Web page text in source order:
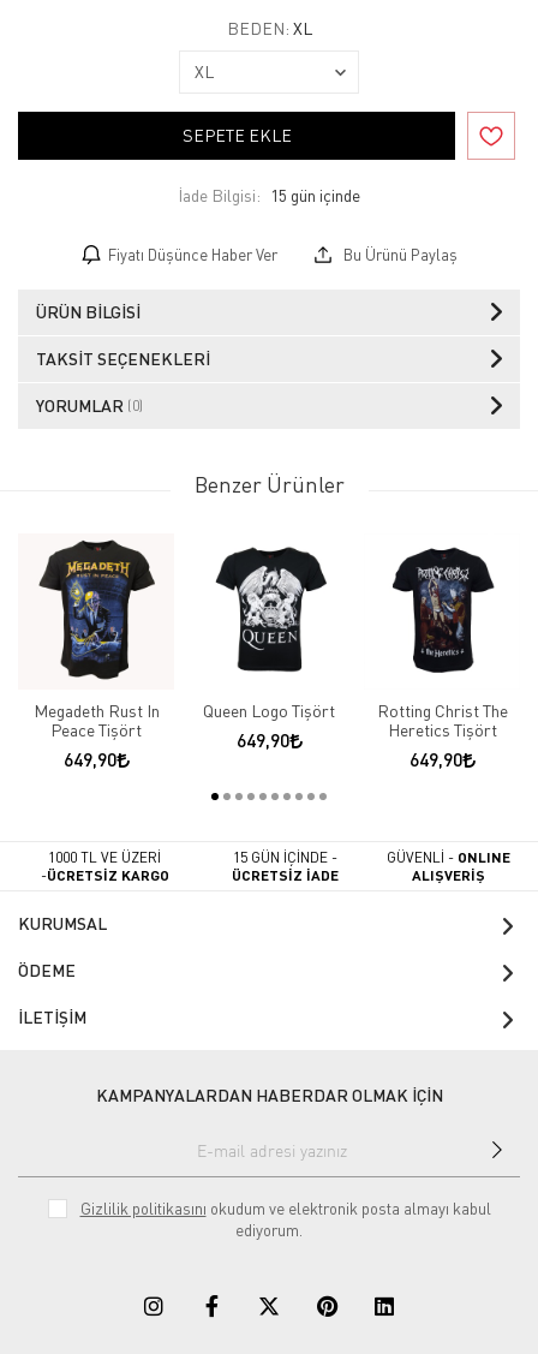
BEDEN: XL
SEPETE EKLE
İade Bilgisi:
Fiyatı Düşünce Haber Ver Bu Ürünü Paylaş
ÜRÜN BILGISI
TAKSIT SEÇENEKLERI
YORUMLAR (0)
Benzer Ürünler
Megadeth Rust In
Peace Tişört
649,90
Queen Logo Tişört
649,90
Rotting Christ The
Heretics Tişört
649,90
1000 TL VE ÜZERİ
-ÜCRETSİZ KARGO
15 GÜN İÇİNDE -
ÜCRETSİZ İADE
GÜVENLİ - ONLINE
ALIŞVERİŞ
KURUMSAL
ÖDEME
İLETİŞİM
KAMPANYALARDAN HABERDAR OLMAK İÇİN
Gizlilik politikasını okudum ve elektronik posta almayı kabul
ediyorum.